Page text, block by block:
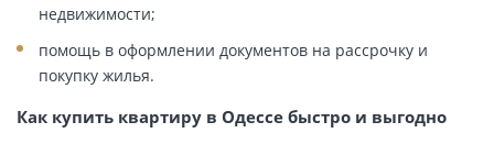
недвижимости;
помощь в оформлении документов на рассрочку и
покупку жилья.
Как купить квартиру в Одессе быстро и выгодно